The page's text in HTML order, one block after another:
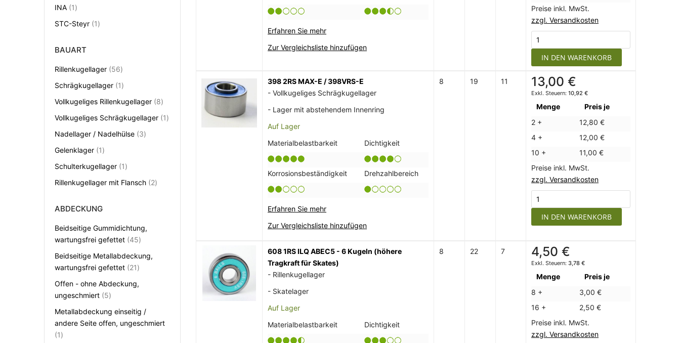
Erfahren Sie mehr
Zur Vergleichsliste hinzufügen
Preise inkl. MwSt.
zzgl. Versandkosten
IN DEN WARENKORB
398 2RS MAX-E / 398VRS-E
- Vollkugeliges Schrägkugellager
- Lager mit abstehendem Innenring
Auf Lager
Materialbelastbarkeit
Dichtigkeit
Korrosionsbeständigkeit Drehzahlbereich
Erfahren Sie mehr
Zur Vergleichsliste hinzufügen
8 19 11 13,00 €
10,92 €
Menge
Preis je
2 +
12,80 €
4 +
12,00 €
10 +
11,00 €
Preise inkl. MwSt.
zzgl. Versandkosten
IN DEN WARENKORB
608 1RS ILQ ABEC5 - 6 Kugeln (höhere
Tragkraft für Skates)
- Rillenkugellager
- Skatelager
Auf Lager
Materialbelastbarkeit
Dichtigkeit
8 22 7 4,50 €
3,78 €
Menge
Preis je
8 +
3,00 €
16 +
2,50 €
Preise inkl. MwSt.
zzgl. Versandkosten
INA 1Artikel
STC-Steyr 1Artikel
BAUART
Rillenkugellager 56Artikel
Schrägkugellager 1Artikel
Vollkugeliges Rillenkugellager 8Artikel
Vollkugeliges Schrägkugellager 1Artikel
Nadellager / Nadelhülse 3Artikel
Gelenklager 1Artikel
Schulterkugellager 1Artikel
Rillenkugellager mit Flansch 2Artikel
ABDECKUNG
Beidseitige Gummidichtung,
wartungsfrei gefettet 45Artikel
Beidseitige Metallabdeckung,
wartungsfrei gefettet 21Artikel
Offen - ohne Abdeckung,
ungeschmiert 5Artikel
Metallabdeckung einseitig /
andere Seite offen, ungeschmiert
1Artikel